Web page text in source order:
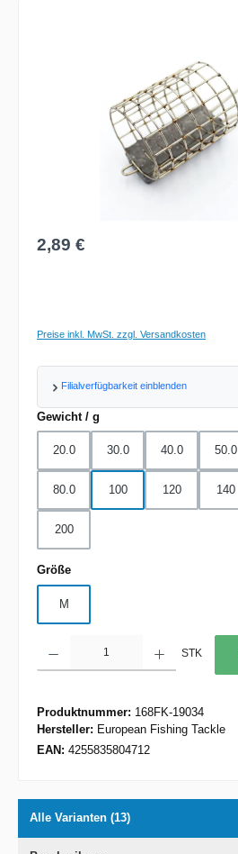
Regulärer Preis:
2,89 €
Preise inkl. MwSt. zzgl. Versandkosten
Filialverfügbarkeit einblenden
Gewicht / g
20.0 30.0 40.0 50.0
80.0 100 120 140
200
Größeauswählen
M
STK
Produktnummer: 168FK-19034
Hersteller: European Fishing Tackle
EAN: 4255835804712
Alle Varianten (13)